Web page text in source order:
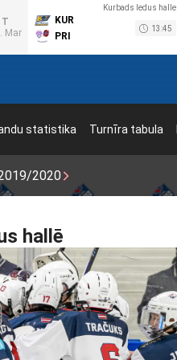
T
Mar
Kurbads ledus halle
KUR
PRI
13:45
statistika Turnīra tabula
2020
hallē